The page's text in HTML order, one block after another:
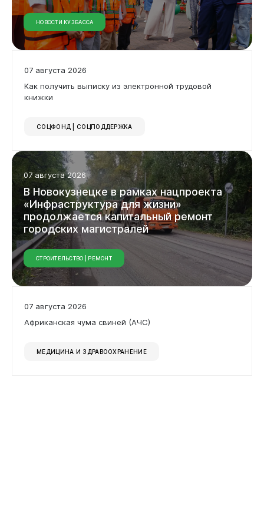
НОВОСТИ КУЗБАССА
07 августа 2026
Как получить выписку из электронной трудовой
книжки
СОЦФОНД | СОЦПОДДЕРЖКА
07 августа 2026
В Новокузнецкеврамкахнацпроекта
«Инфраструктурадляжизни»
продолжаетсякапитальныйремонт
городских магистралей
СТРОИТЕЛЬСТВО | РЕМОНТ
07 августа 2026
Африканская чума свиней (АЧС)
МЕДИЦИНА И ЗДРАВООХРАНЕНИЕ